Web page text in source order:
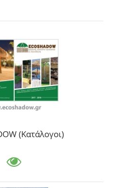
(Κατάλογοι)